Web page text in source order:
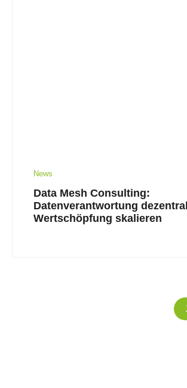
News
Data Mesh Consulting:
Datenverantwortung
Wertschöpfung skalieren